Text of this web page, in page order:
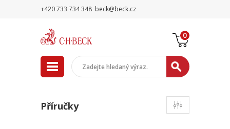
+420 733 734 348 beck@beck.cz
0
Příručky